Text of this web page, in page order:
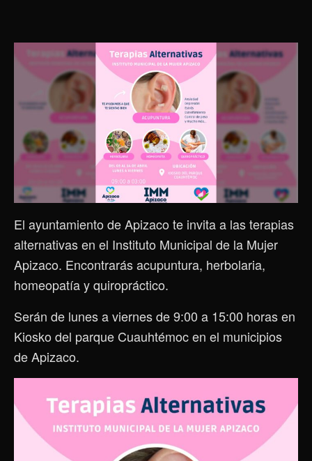
El ayuntamiento de Apizaco te invita a las terapias
alternativas en el Instituto Municipal de la Mujer
Apizaco. Encontrarás acupuntura, herbolaria,
homeopatía y quiropráctico.
Serán de lunes a viernes de 9:00 a 15:00 horas en
Kiosko del parque Cuauhtémoc en el municipios
de Apizaco.